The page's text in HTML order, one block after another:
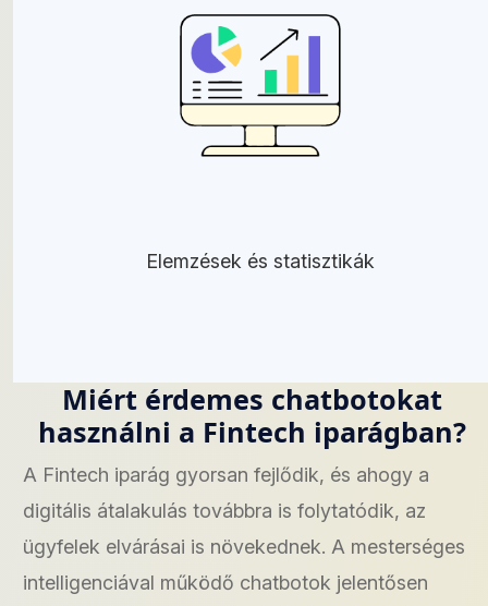
Elemzések és statisztikák
Miért érdemes chatbotokat
használni a Fintech iparágban?
A Fintech iparág gyorsan fejlődik, és ahogy a
digitális átalakulás továbbra is folytatódik, az
ügyfelek elvárásai is növekednek. A mesterséges
intelligenciával működő chatbotok jelentősen